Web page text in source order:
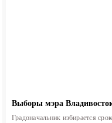
Выборы мэра
Градоначальник избирается